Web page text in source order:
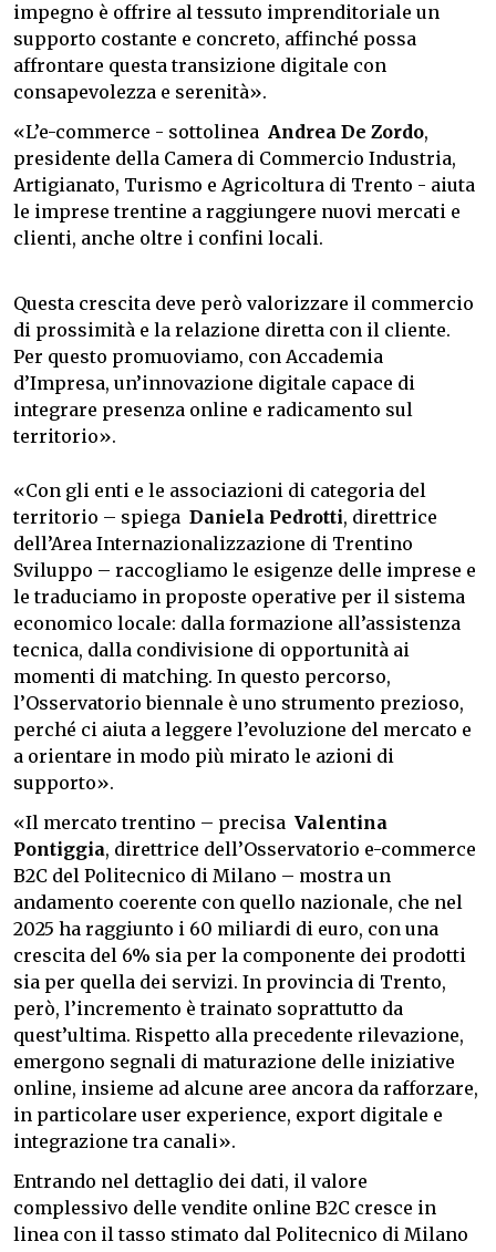
impegno è offrire al tessuto imprenditoriale un
supporto costante e concreto, affinché possa
affrontare questa transizione digitale con
consapevolezza e serenità».
«L’e-commerce - sottolinea Andrea De Zordo,
presidente della Camera di Commercio Industria,
Artigianato, Turismo e Agricoltura di Trento - aiuta
le imprese trentine a raggiungere nuovi mercati e
clienti, anche oltre i confini locali.
Questa crescita deve però valorizzare il commercio
di prossimità e la relazione diretta con il cliente.
Per questo promuoviamo, con Accademia
d’Impresa, un’innovazione digitale capace di
integrare presenza online e radicamento sul
territorio».
«Con gli enti e le associazioni di categoria del
territorio – spiega Daniela Pedrotti, direttrice
dell’Area Internazionalizzazione di Trentino
Sviluppo – raccogliamo le esigenze delle imprese e
le traduciamo in proposte operative per il sistema
economico locale: dalla formazione all’assistenza
tecnica, dalla condivisione di opportunità ai
momenti di matching. In questo percorso,
l’Osservatorio biennale è uno strumento prezioso,
perché ci aiuta a leggere l’evoluzione del mercato e
a orientare in modo più mirato le azioni di
supporto».
«Il mercato trentino – precisa Valentina
Pontiggia, direttrice dell’Osservatorio e-commerce
B2C del Politecnico di Milano – mostra un
andamento coerente con quello nazionale, che nel
2025 ha raggiunto i 60 miliardi di euro, con una
crescita del 6% sia per la componente dei prodotti
sia per quella dei servizi. In provincia di Trento,
però, l’incremento è trainato soprattutto da
quest’ultima. Rispetto alla precedente rilevazione,
emergono segnali di maturazione delle iniziative
online, insieme ad alcune aree ancora da rafforzare,
in particolare user experience, export digitale e
integrazione tra canali».
Entrando nel dettaglio dei dati, il valore
complessivo delle vendite online B2C cresce in
linea con il tasso stimato dal Politecnico di Milano